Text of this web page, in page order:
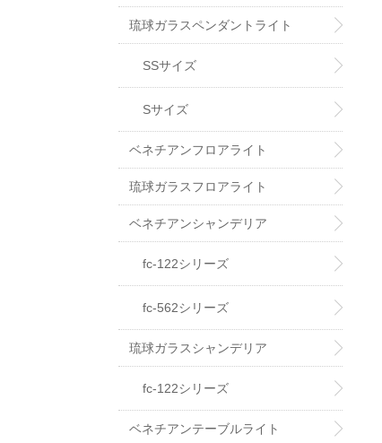
琉球ガラスペンダントライト
SSサイズ
Sサイズ
ベネチアンフロアライト
琉球ガラスフロアライト
ベネチアンシャンデリア
fc-122シリーズ
fc-562シリーズ
琉球ガラスシャンデリア
fc-122シリーズ
ベネチアンテーブルライト